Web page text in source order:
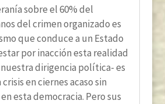
sobre el 60% del
del crimen organizado es
que conduce a un Estado
por inacción esta realidad
dirigencia política- es
en ciernes acaso sin
esta democracia. Pero sus